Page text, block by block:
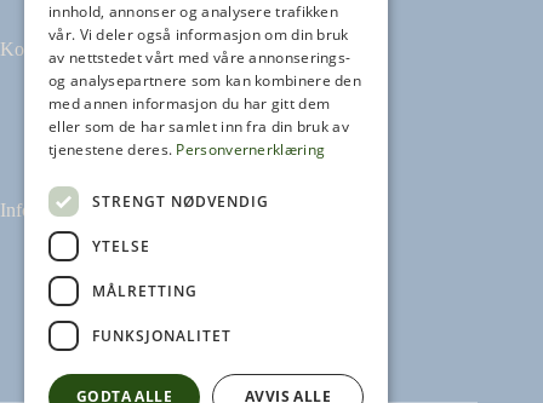
Kontakt
Tilbakemeldinger
kontakt@heikampen.no
Informasjon
Leseguide
Personvernerklæring
Informasjonskapsler
innhold, annonser og analysere trafikken
vår. Vi deler også informasjon om din bruk
av nettstedet vårt med våre annonserings-
og analysepartnere som kan kombinere den
med annen informasjon du har gitt dem
eller som de har samlet inn fra din bruk av
tjenestene deres. Personvernerklæring
STRENGT NØDVENDIG
YTELSE
MÅLRETTING
FUNKSJONALITET
GODTA ALLE AVVIS ALLE